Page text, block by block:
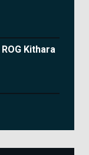
Kithara